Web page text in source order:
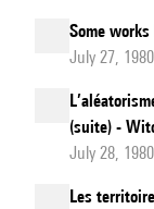
Some
July 27,
(suite) -
July 28,
Les